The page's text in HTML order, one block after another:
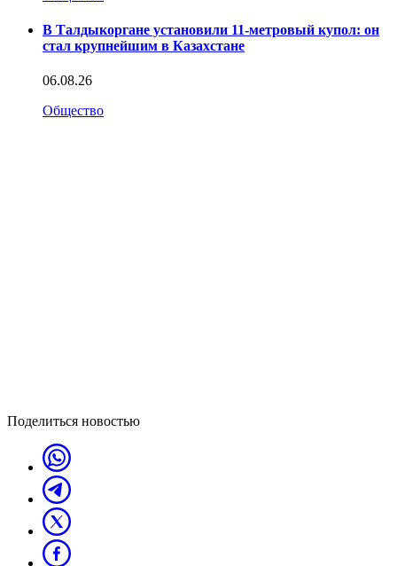
В Талдыкоргане установили 11-метровый купол: он
стал крупнейшим в Казахстане
06.08.26
Общество
Поделиться новостью